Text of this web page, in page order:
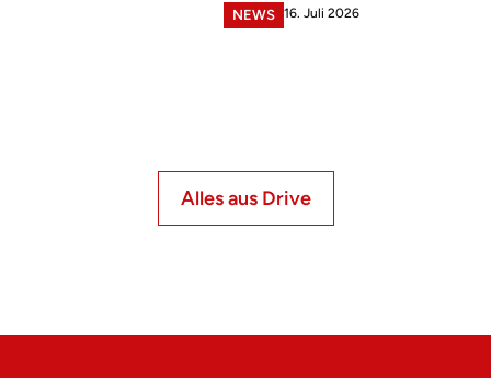
NEWS 16. Juli 2026
Alles aus Drive